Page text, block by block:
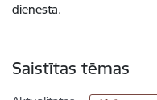
dienestā.
Saistītas tēmas